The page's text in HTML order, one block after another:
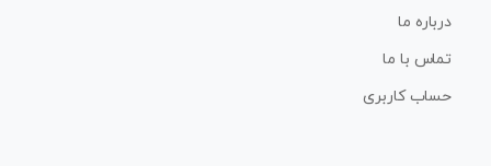
درباره ما
تماس با ما
حساب کاربری